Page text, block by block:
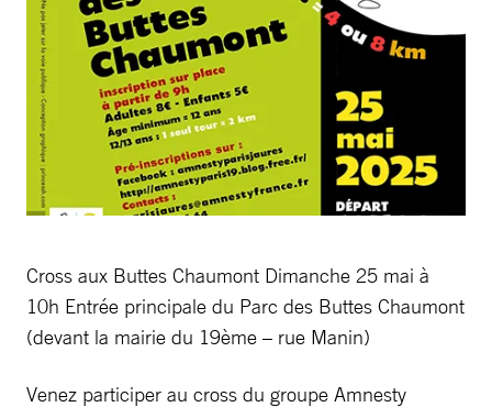
Cross aux Buttes Chaumont Dimanche 25 mai à
10h Entrée principale du Parc des Buttes Chaumont
(devant la mairie du 19ème – rue Manin)
Venez participer au cross du groupe Amnesty